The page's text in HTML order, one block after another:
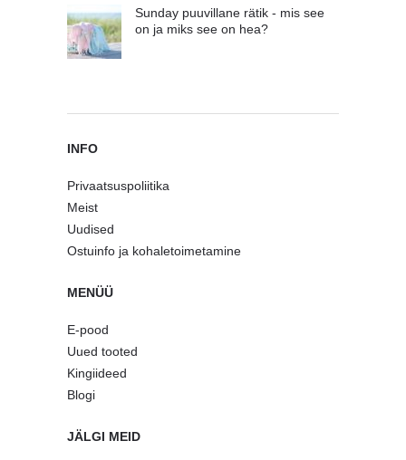
Sunday puuvillane rätik - mis see
on ja miks see on hea?
INFO
Privaatsuspoliitika
Meist
Uudised
Ostuinfo ja kohaletoimetamine
MENÜÜ
E-pood
Uued tooted
Kingiideed
Blogi
JÄLGI MEID